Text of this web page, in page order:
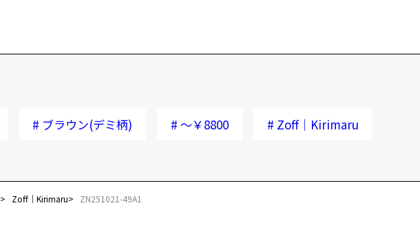
# ブラウン(デミ柄) # ～￥8800 # Zoff｜Kirimaru
Zoff｜Kirimaru ZN251021-49A1